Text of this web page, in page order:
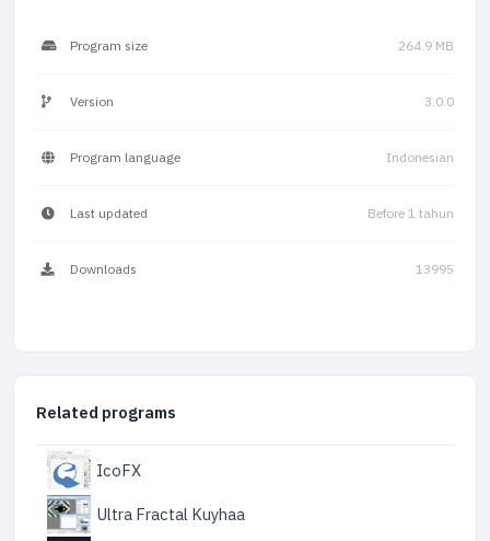
Program size 264.9 MB
Version 3.0.0
Program language Indonesian
Last updated Before 1 tahun
Downloads 13995
Related programs
IcoFX
Ultra Fractal Kuyhaa